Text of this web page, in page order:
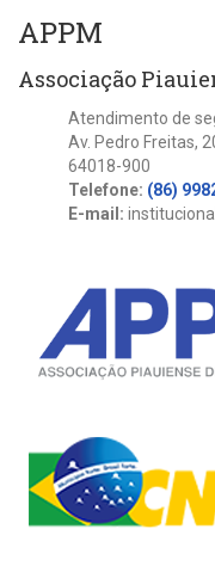
APPM
Associação
Atendimento de
Av. Pedro Freitas,
64018-900
Telefone: (86)
E-mail: